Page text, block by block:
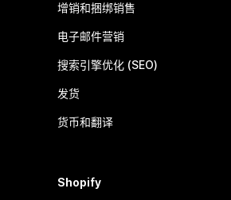
增销和捆绑销售
电子邮件营销
搜索引擎优化 (SEO)
发货
货币和翻译
Shopify